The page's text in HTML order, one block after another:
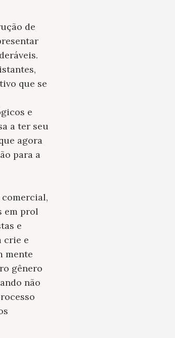
de
que se
e
a ter seu
agora
para a
em prol
e
crie e
mente
gênero
não